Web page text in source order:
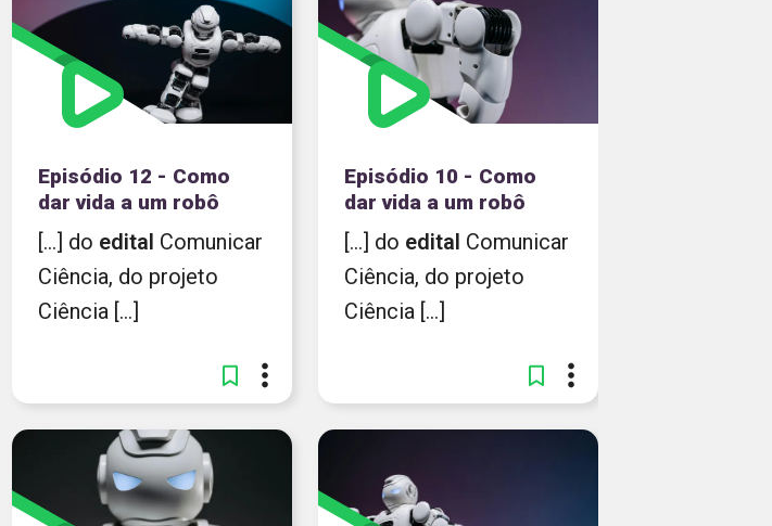
Episódio 12 - Como
dar vida a um robô
[...] do edital Comunicar
Ciência, do projeto
Ciência [...]
Episódio 10 - Como
dar vida a um robô
[...] do edital Comunicar
Ciência, do projeto
Ciência [...]